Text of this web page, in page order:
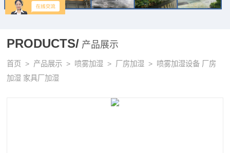
PRODUCTS/ 产品展示
首页 > 产品展示 > 喷雾加湿 > 厂房加湿 > 喷雾加湿设备 厂房
加湿 家具厂加湿